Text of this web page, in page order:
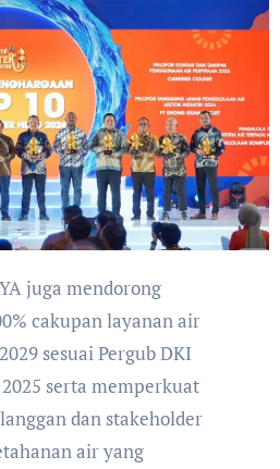
cakupan layanan air
sesuai Pergub DKI
serta memperkuat
dan stakeholder
air yang